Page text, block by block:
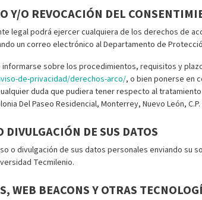
Y/O REVOCACIÓN DEL
legal podrá ejercer cualquiera de los derechos de
un correo electrónico al Departamento de
sobre los procedimientos, requisitos y
de-privacidad/derechos-arco/, o bien ponerse en
duda que pudiera tener respecto al
Del Paseo Residencial, Monterrey, Nuevo León,
DE SUS DATOS
o divulgación de sus datos personales enviando su
Tecmilenio.
WEB BEACONS Y OTRAS